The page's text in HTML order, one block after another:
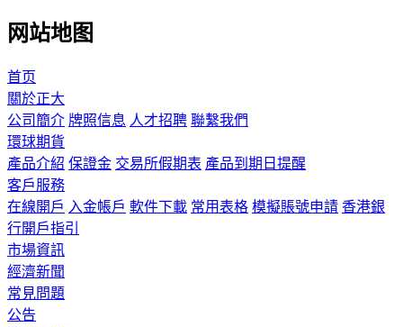
网站地图
首页
關於正大
公司簡介 牌照信息 人才招聘 聯繫我們
環球期貨
產品介紹 保證金 交易所假期表 產品到期日提醒
客戶服務
在線開戶 入金帳戶 軟件下載 常用表格 模擬賬號申請 香港銀
行開戶指引
市場資訊
經濟新聞
常見問題
公告